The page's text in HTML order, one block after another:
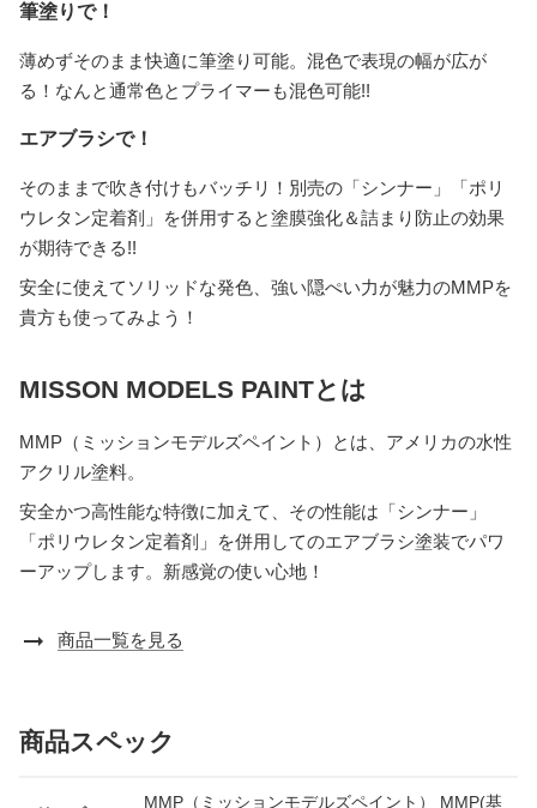
筆塗りで！
薄めずそのまま快適に筆塗り可能。混色で表現の幅が広が
る！なんと通常色とプライマーも混色可能!!
エアブラシで！
そのままで吹き付けもバッチリ！別売の「シンナー」「ポリ
ウレタン定着剤」を併用すると塗膜強化＆詰まり防止の効果
が期待できる!!
安全に使えてソリッドな発色、強い隠ぺい力が魅力のMMPを
貴方も使ってみよう！
MISSON MODELS PAINTとは
MMP（ミッションモデルズペイント）とは、アメリカの水性
アクリル塗料。
安全かつ高性能な特徴に加えて、その性能は「シンナー」
「ポリウレタン定着剤」を併用してのエアブラシ塗装でパワ
ーアップします。新感覚の使い心地！
arrow_right_alt 商品一覧を見る
商品スペック
MMP（ミッションモデルズペイント） MMP(基